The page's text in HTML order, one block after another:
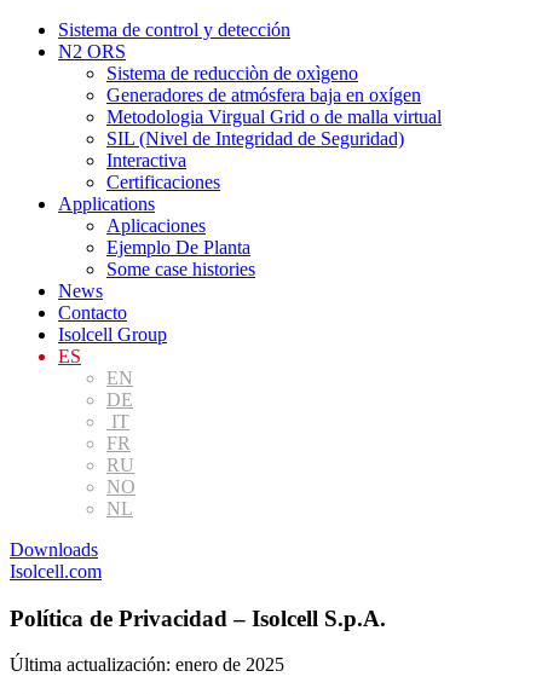
Sistema de control y detección
N2 ORS
Sistema de reducciòn de oxìgeno
Generadores de atmósfera baja en oxígen
Metodologia Virgual Grid o de malla virtual
SIL (Nivel de Integridad de Seguridad)
Interactiva
Certificaciones
Applications
Aplicaciones
Ejemplo De Planta
Some case histories
News
Contacto
Isolcell Group
ES
EN
DE
IT
FR
RU
NO
NL
Downloads
Isolcell.com
Política de Privacidad – Isolcell S.p.A.
Última actualización: enero de 2025